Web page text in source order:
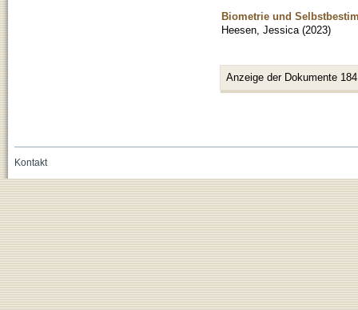
Biometrie und
Heesen, Jessica (2023)
Anzeige der Dokumente
Kontakt